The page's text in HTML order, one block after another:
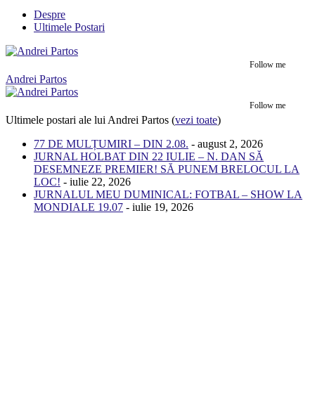
Despre
Ultimele Postari
Follow me
Andrei Partos
Follow me
Ultimele postari ale lui Andrei Partos (vezi toate)
77 DE MULȚUMIRI – DIN 2.08. - august 2, 2026
JURNAL HOLBAT DIN 22 IULIE – N. DAN SĂ
DESEMNEZE PREMIER! SĂ PUNEM BRELOCUL LA
LOC! - iulie 22, 2026
JURNALUL MEU DUMINICAL: FOTBAL – SHOW LA
MONDIALE 19.07 - iulie 19, 2026